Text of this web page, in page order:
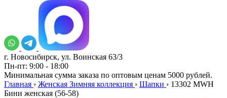
г. Новосибирск, ул. Воинская 63/3
Пн-пт: 9:00 - 18:00
Минимальная сумма заказа по оптовым ценам 5000 рублей.
Главная › Женская Зимняя коллекция › Шапки › 13302 MWH
Бини женская (56-58)